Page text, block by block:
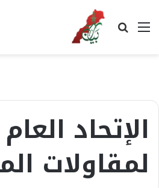
القائمة بحث
الإتحاد العام
لمقاولات